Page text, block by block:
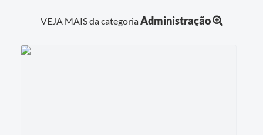
VEJA MAIS da categoriaAdministração